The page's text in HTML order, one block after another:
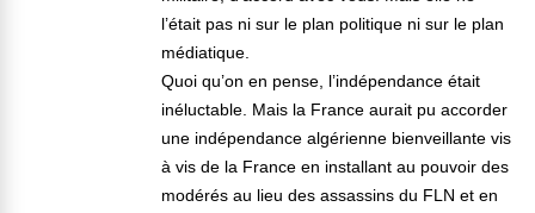
l’était pas ni sur le plan politique ni sur le plan
médiatique.
Quoi qu’on en pense, l’indépendance était
inéluctable. Mais la France aurait pu accorder
une indépendance algérienne bienveillante vis
à vis de la France en installant au pouvoir des
modérés au lieu des assassins du FLN et en